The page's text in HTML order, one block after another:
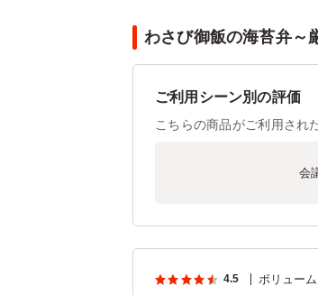
わさび御飯の海苔弁～
ご利用シーン別の評価
こちらの商品がご利用され
会
4.5 ボリューム